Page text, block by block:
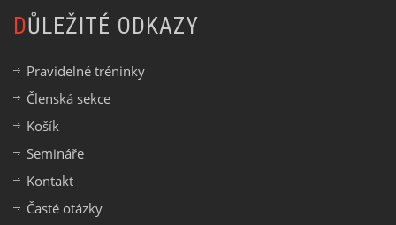
DŮLEŽITÉ ODKAZY
Pravidelné tréninky
Členská sekce
Košík
Semináře
Kontakt
Časté otázky